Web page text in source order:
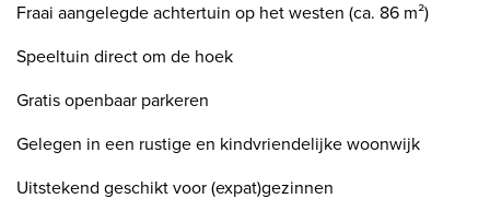
Fraai aangelegde achtertuin op het westen (ca. 86 m²)
Speeltuin direct om de hoek
Gratis openbaar parkeren
Gelegen in een rustige en kindvriendelijke woonwijk
Uitstekend geschikt voor (expat)gezinnen